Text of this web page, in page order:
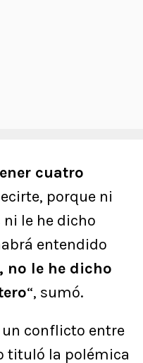
cuatro
porque ni
le he dicho
entendido
no le he dicho
“, sumó.
un conflicto entre
tituló la polémica